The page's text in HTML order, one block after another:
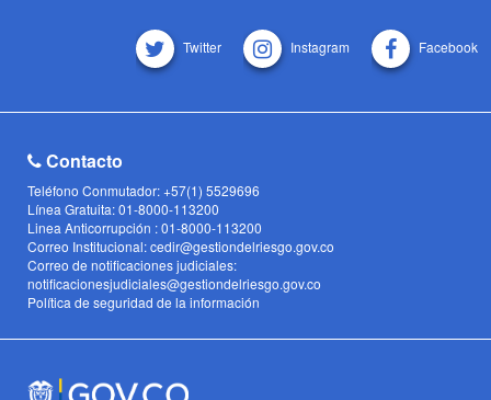
Twitter Instagram Facebook
Contacto
Teléfono Conmutador: +57(1) 5529696
Línea Gratuita: 01-8000-113200
Linea Anticorrupción : 01-8000-113200
Correo Institucional: cedir@gestiondelriesgo.gov.co
Correo de notificaciones judiciales:
notificacionesjudiciales@gestiondelriesgo.gov.co
Política de seguridad de la información